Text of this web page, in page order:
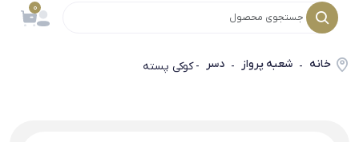
0
خانه - شعبه پرواز - دسر - کوکی پسته